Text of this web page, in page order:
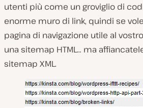
utenti più come un groviglio di
enorme muro di link, quindi se
pagina di navigazione utile al
una sitemap HTML… ma
sitemap XML.